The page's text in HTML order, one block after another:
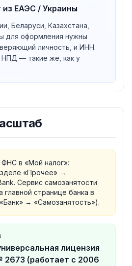
из ЕАЭС / Украины
Беларуси, Казахстана,
для оформления нужны
личность, и ИНН.
НПД — такие же, как у
в «Мой налог»:
«Прочее» →
Сервис самозанятости
главной странице банка в
→ «Самозанятость»).
лицензия
2673 (работает с 2006